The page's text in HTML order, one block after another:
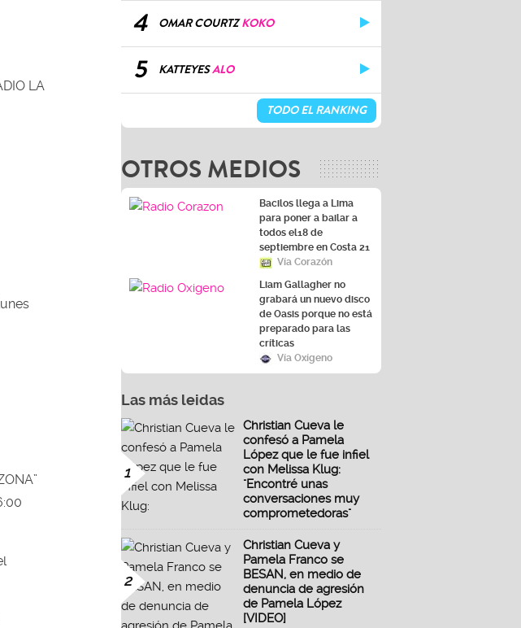
LA
4 OMAR COURTZKOKO
5 KATTEYESALO
TODO EL RANKING
OTROS MEDIOS
Bacilos llega a Lima
para poner a bailar a
todos el18 de
septiembre en Costa 21
Vía Corazón
Liam Gallagher no
grabará un nuevo disco
de Oasis porque no está
preparado para las
críticas
Vía Oxígeno
Las más leidas
1
Christian Cueva le
confesó a Pamela
López que le fue infiel
con Melissa Klug:
"Encontré unas
conversaciones muy
comprometedoras"
2
Christian Cueva y
Pamela Franco se
BESAN, en medio de
denuncia de agresión
de Pamela López
[VIDEO]